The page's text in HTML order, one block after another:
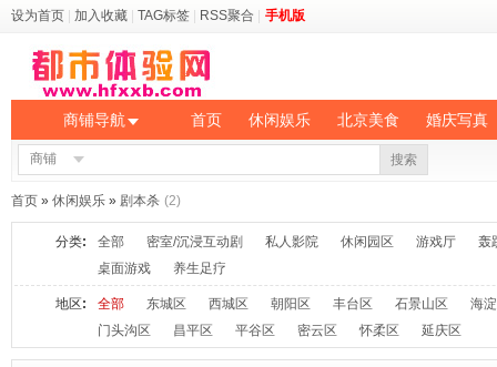
设为首页 加入收藏 TAG标签 RSS聚合 手机版
商铺导航 首页 休闲娱乐 北京美食 婚庆写真
商铺 搜索
首页 » 休闲娱乐 » 剧本杀 (2)
分类: 全部 密室/沉浸互动剧 私人影院 休闲园区 游戏厅
轰
桌面游戏
养生足疗
地区: 全部 东城区 西城区 朝阳区 丰台区 石景山区
海
门头沟区
昌平区 平谷区 密云区 怀柔区 延庆区